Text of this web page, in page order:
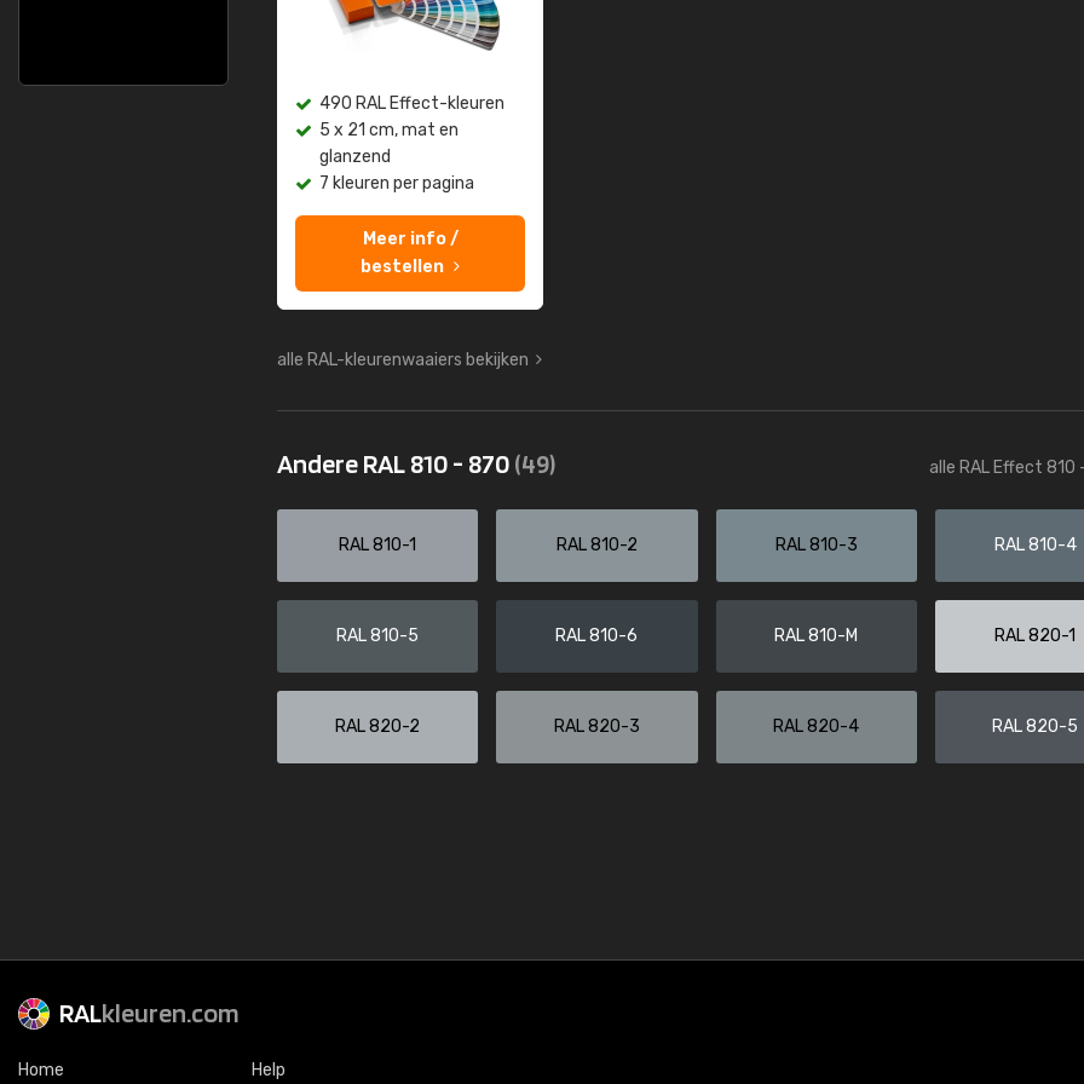
490 RAL Effect-kleuren
5 x 21 cm, mat en
glanzend
7 kleuren per pagina
Meer info /
bestellen
alle RAL-kleurenwaaiers bekijken
Andere RAL 810 - 870(49) alle RAL Effect 810
RAL 810-1 RAL 810-2 RAL 810-3 RAL 810-4
RAL 810-5 RAL 810-6 RAL 810-M RAL 820-1
RAL 820-2 RAL 820-3 RAL 820-4 RAL 820-5
RALkleuren.com
Home Help